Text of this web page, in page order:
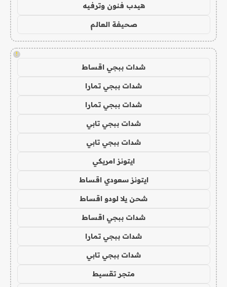
هيدب فنون وترفيه
صحيفة العالم
!
شدات ببجي اقساط
شدات ببجي تمارا
شدات ببجي تمارا
شدات ببجي تابي
شدات ببجي تابي
ايتونز امريكي
ايتونز سعودي اقساط
شحن يلا لودو اقساط
شدات ببجي اقساط
شدات ببجي تمارا
شدات ببجي تابي
متجر تقسيط